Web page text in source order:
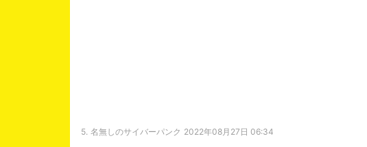
5. 名無しのサイバーパンク 2022年08月27日 06:34